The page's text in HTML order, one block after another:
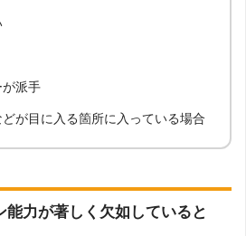
派手
が目に入る箇所に入っている場合
能力が著しく欠如していると